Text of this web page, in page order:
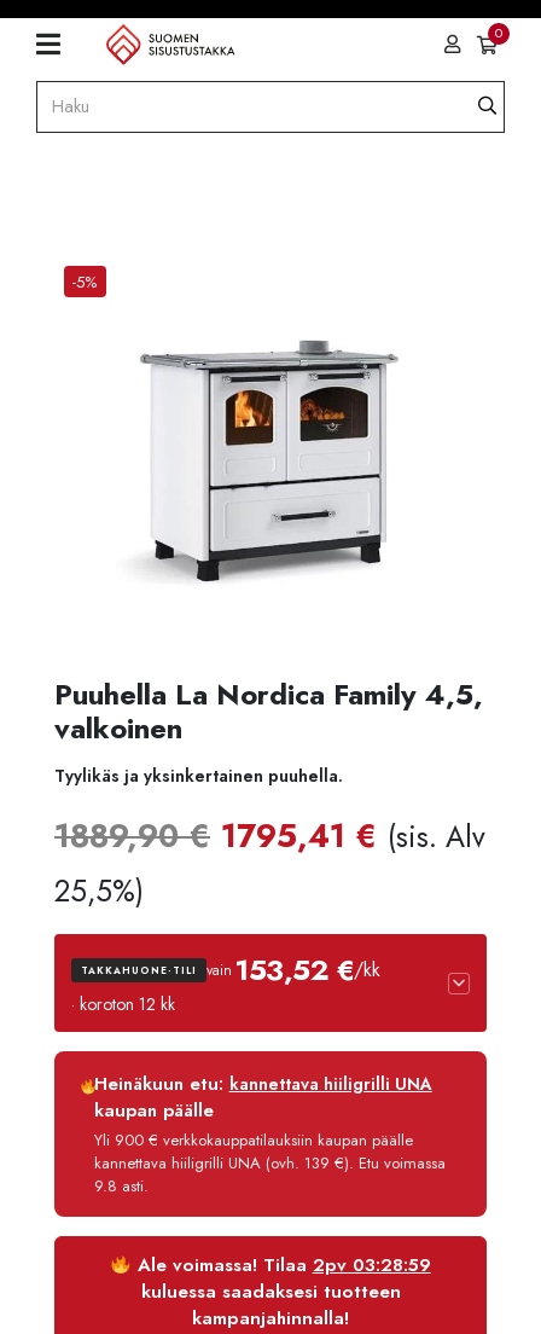
0
-5%
Puuhella La Nordica Family 4,5,
valkoinen
Tyylikäs ja yksinkertainen puuhella.
1889,90€ Alkuperäinen
oli:
1889,90 €.
1795,41 € Nykyinen
on:
1795,41
(sis. Alv
25,5%)
TAKKAHUONE-TILI vain 153,52 €/kk
· koroton 12 kk
Luottoaika
12 kk
Korko
Käsittelymaksu
3,90 €/kk
Maksettava yhteensä
Heinäkuun etu: kannettava hiiligrilli UNA
kaupan päälle
Yli 900 € verkkokauppatilauksiin kaupan päälle
kannettava hiiligrilli UNA (ovh. 139 €). Etu voimassa
9.8 asti.
Ale voimassa! Tilaa 2pv 03:28:59
kuluessa saadaksesi tuotteen
kampanjahinnalla!